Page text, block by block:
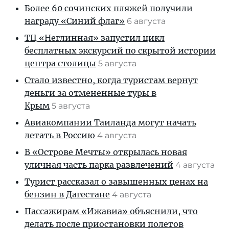
Более 60 сочинских пляжей получили
награду «Синий флаг» 6 августа
ТЦ «Неглинная» запустил цикл
бесплатных экскурсий по скрытой истории
центра столицы 5 августа
Стало известно, когда туристам вернут
деньги за отмененные туры в
Крым 5 августа
Авиакомпании Таиланда могут начать
летать в Россию 4 августа
В «Острове Мечты» открылась новая
уличная часть парка развлечений 4 августа
Турист рассказал о завышенных ценах на
бензин в Дагестане 4 августа
Пассажирам «Ижавиа» объяснили, что
делать после приостановки полетов